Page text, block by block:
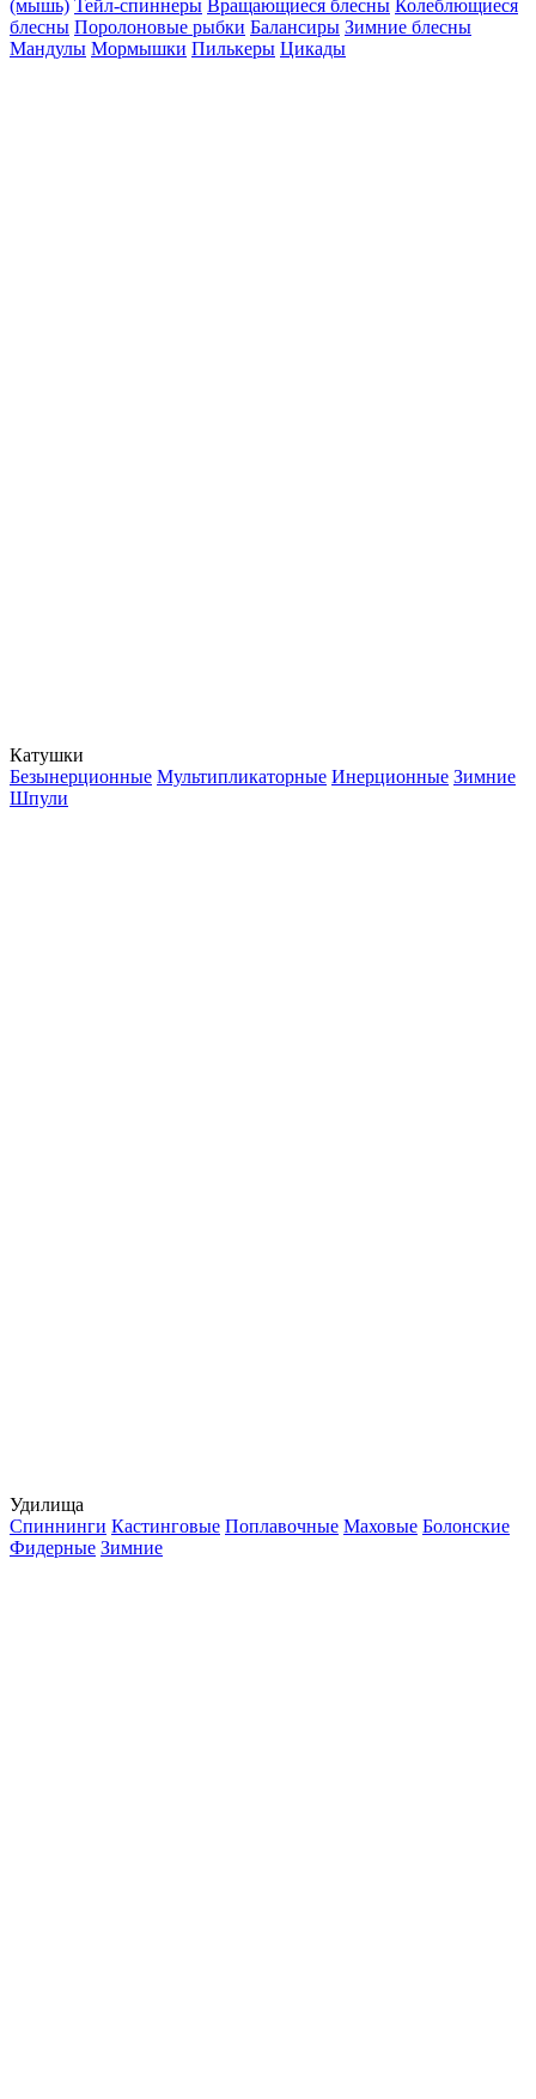
(мышь) Тейл-спиннеры Вращающиеся блесны Колеблющиеся
блесны Поролоновые рыбки Балансиры Зимние блесны
Мандулы Мормышки Пилькеры Цикады
Катушки
Безынерционные Мультипликаторные Инерционные Зимние
Шпули
Удилища
Спиннинги Кастинговые Поплавочные Маховые Болонские
Фидерные Зимние